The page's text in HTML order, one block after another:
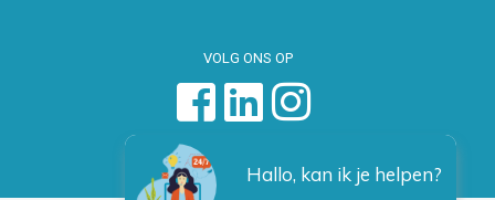
VOLG ONS OP
Hallo, kan ik je helpen?